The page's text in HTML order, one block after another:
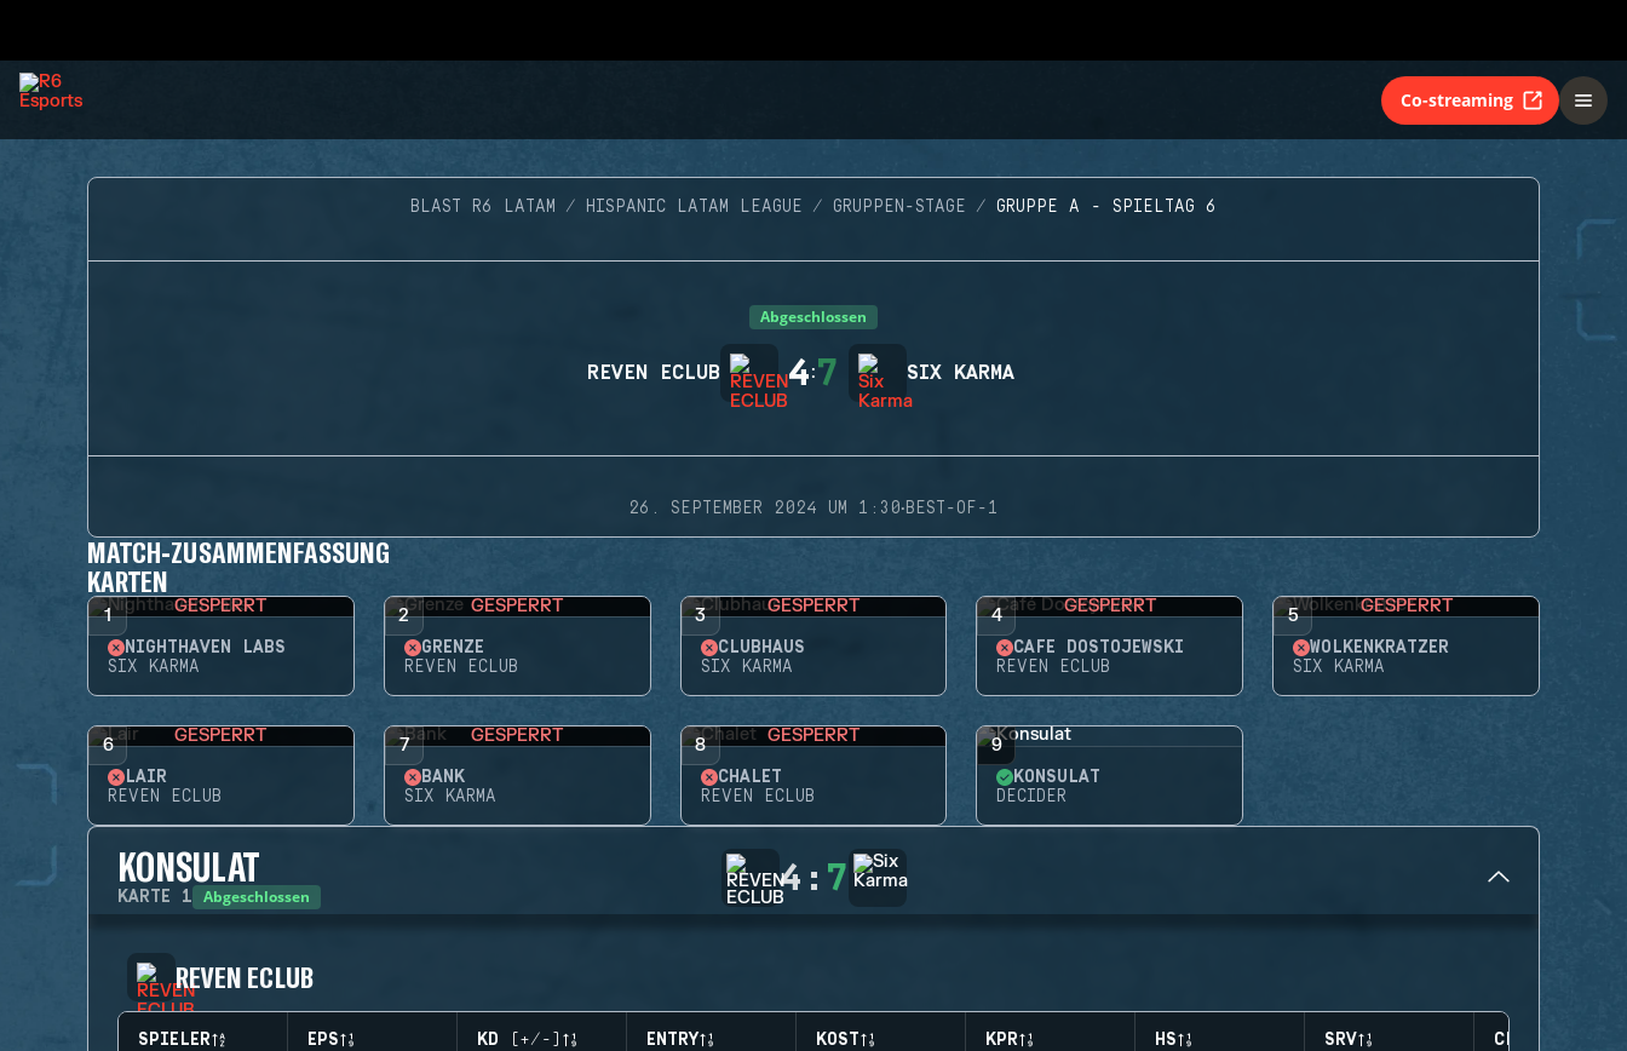
Co-streaming
BLAST R6 LATAM HISPANIC LATAM LEAGUE GRUPPEN-STAGE GRUPPE A - SPIELTAG 6
Abgeschlossen
REVEN ECLUB 4:7 SIX KARMA
26. SEPTEMBER 2024 UM 1:30·BEST-OF-1
MATCH-ZUSAMMENFASSUNG
KARTEN
1 GESPERRT
NIGHTHAVEN LABS
SIX KARMA
2 GESPERRT
GRENZE
REVEN ECLUB
3 GESPERRT
CLUBHAUS
SIX KARMA
4 GESPERRT
CAFÉ DOSTOJEWSKI
REVEN ECLUB
5 GESPERRT
WOLKENKRATZER
SIX KARMA
6 GESPERRT
LAIR
REVEN ECLUB
7 GESPERRT
BANK
SIX KARMA
8 GESPERRT
CHALET
REVEN ECLUB
9
KONSULAT
DECIDER
KONSULAT
KARTE 1 Abgeschlossen 4 : 7
REVEN ECLUB
SPIELER EPS KD (+/-) ENTRY KOST KPR HS SRV CLUTCHES